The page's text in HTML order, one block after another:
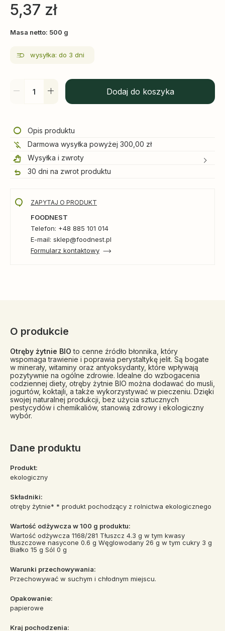
5,37 zł
Masa netto: 500 g
wysyłka: do 3 dni
Dodaj do koszyka
Opis produktu
Darmowa wysyłka powyżej 300,00 zł
Wysyłka i zwroty
30 dni na zwrot produktu
ZAPYTAJ O PRODUKT
FOODNEST
Telefon: +48 885 101 014
E-mail: sklep@foodnest.pl
Formularz kontaktowy
O produkcie
Otręby żytnie BIO to cenne źródło błonnika, który
wspomaga trawienie i poprawia perystaltykę jelit. Są bogate
w minerały, witaminy oraz antyoksydanty, które wpływają
pozytywnie na ogólne zdrowie. Idealne do wzbogacenia
codziennej diety, otręby żytnie BIO można dodawać do musli,
jogurtów, koktajli, a także wykorzystywać w pieczeniu. Dzięki
swojej naturalnej produkcji, bez użycia sztucznych
pestycydów i chemikaliów, stanowią zdrowy i ekologiczny
wybór.
Dane produktu
Produkt:
ekologiczny
Składniki:
otręby żytnie* * produkt pochodzący z rolnictwa ekologicznego
Wartość odżywcza w 100 g produktu:
Wartość odżywcza 1168/281 Tłuszcz 4.3 g w tym kwasy
tłuszczowe nasycone 0.6 g Węglowodany 26 g w tym cukry 3 g
Białko 15 g Sól 0 g
Warunki przechowywania:
Przechowywać w suchym i chłodnym miejscu.
Opakowanie:
papierowe
Kraj pochodzenia: